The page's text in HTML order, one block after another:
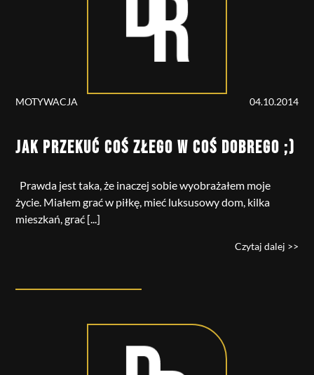
MOTYWACJA 04.10.2014
JAK PRZEKUĆ COŚ ZŁEGO W COŚ DOBREGO ;)
Prawda jest taka, że inaczej sobie wyobrażałem moje
życie. Miałem grać w piłkę, mieć luksusowy dom, kilka
mieszkań, grać [...]
Czytaj dalej >>